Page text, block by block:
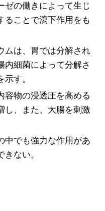
ゼの働きによって生じ
ることで瀉下作用をも
ムは、胃では分解され
内細菌によって分解さ
す。
容物の浸透圧を高める
し、また、大腸を刺激
中でも強力な作用があ
ない。